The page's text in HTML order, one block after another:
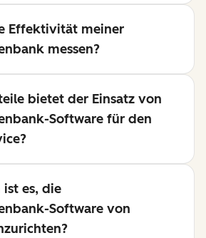
Effektivität meiner
messen?
bietet der Einsatz von
Software für den
es, die
Software von